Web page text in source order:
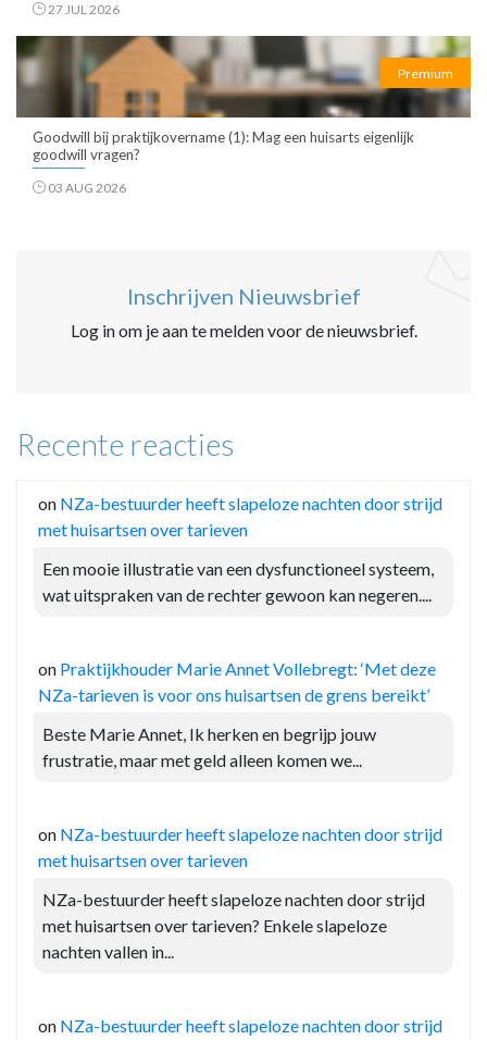
27 JUL 2026
Premium
Goodwill bij praktijkovername (1): Mag een huisarts eigenlijk
goodwill vragen?
03 AUG 2026
Inschrijven Nieuwsbrief
Log in om je aan te melden voor de nieuwsbrief.
Recente reacties
on NZa-bestuurder heeft slapeloze nachten door strijd
met huisartsen over tarieven
Een mooie illustratie van een dysfunctioneel systeem,
wat uitspraken van de rechter gewoon kan negeren....
on Praktijkhouder Marie Annet Vollebregt: ‘Met deze
NZa-tarieven is voor ons huisartsen de grens bereikt’
Beste Marie Annet, Ik herken en begrijp jouw
frustratie, maar met geld alleen komen we...
on NZa-bestuurder heeft slapeloze nachten door strijd
met huisartsen over tarieven
NZa-bestuurder heeft slapeloze nachten door strijd
met huisartsen over tarieven? Enkele slapeloze
nachten vallen in...
on NZa-bestuurder heeft slapeloze nachten door strijd